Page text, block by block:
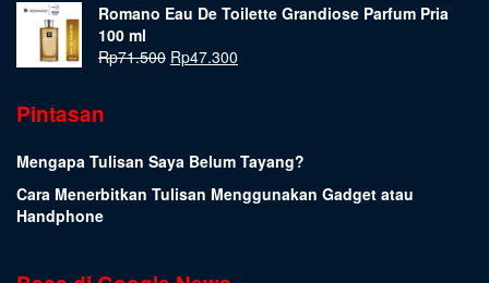
Romano Eau De Toilette Grandiose Parfum Pria
100 ml
Rp71.500 Rp47.300
Pintasan
Mengapa Tulisan Saya Belum Tayang?
Cara Menerbitkan Tulisan Menggunakan Gadget atau
Handphone